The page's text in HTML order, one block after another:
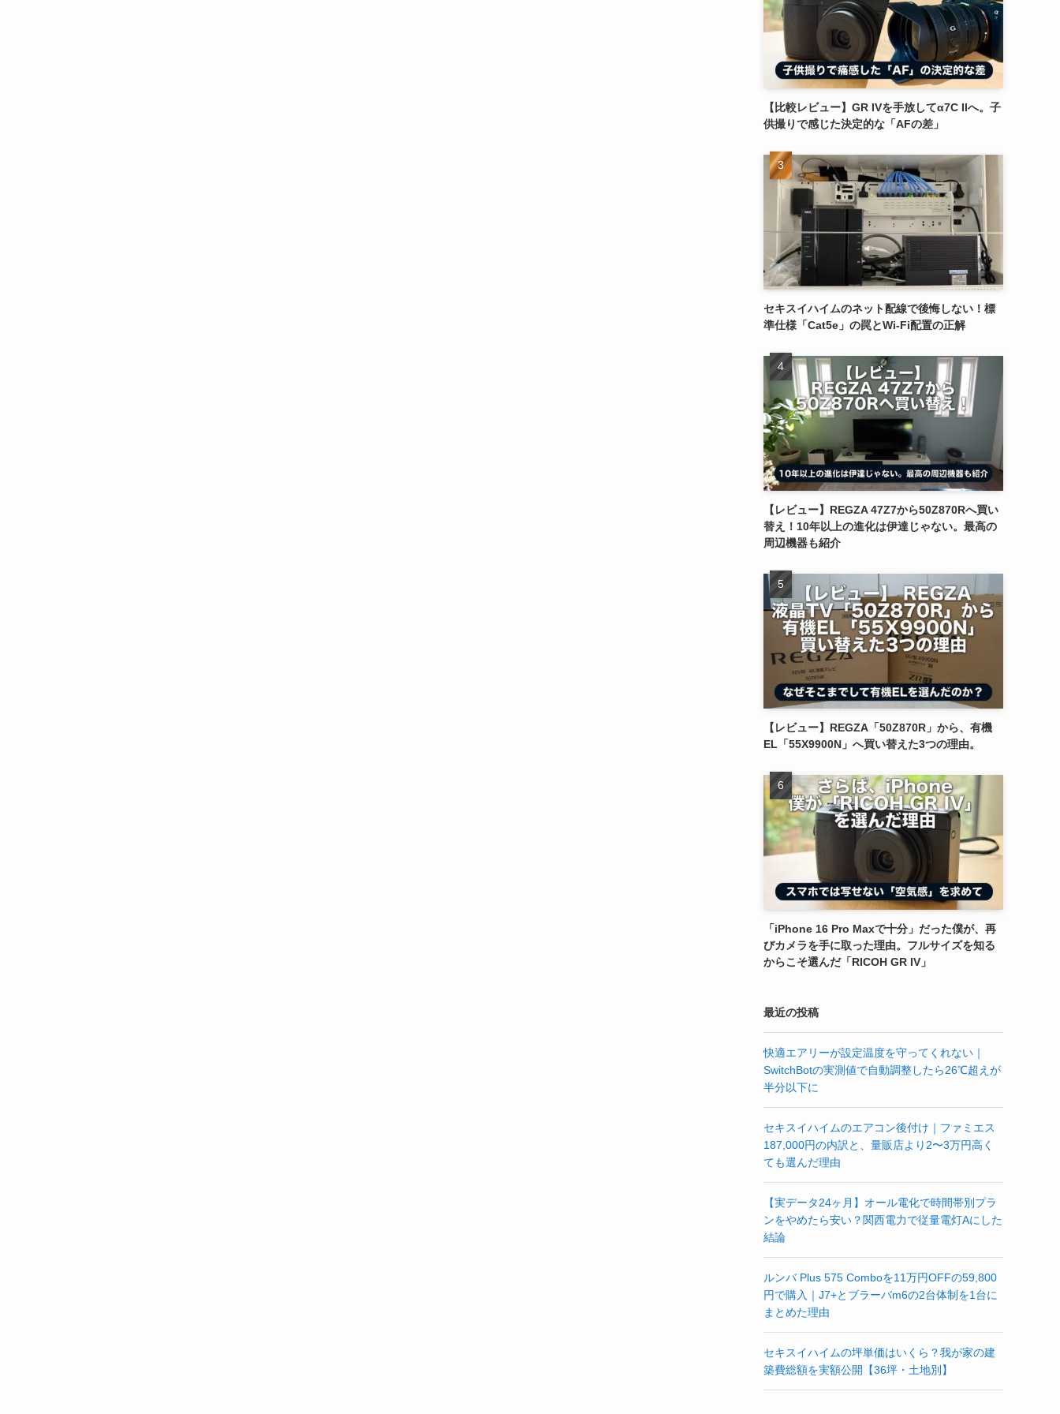
【比較レビュー】GR IVを手放してα7C IIへ。子
供撮りで感じた決定的な「AFの差」
セキスイハイムのネット配線で後悔しない！標
準仕様「Cat5e」の罠とWi-Fi配置の正解
【レビュー】REGZA 47Z7から50Z870Rへ買い
替え！10年以上の進化は伊達じゃない。最高の
周辺機器も紹介
【レビュー】REGZA「50Z870R」から、有機
EL「55X9900N」へ買い替えた3つの理由。
「iPhone 16 Pro Maxで十分」だった僕が、再
びカメラを手に取った理由。フルサイズを知る
からこそ選んだ「RICOH GR IV」
最近の投稿
快適エアリーが設定温度を守ってくれない｜
SwitchBotの実測値で自動調整したら26℃超えが
半分以下に
セキスイハイムのエアコン後付け｜ファミエス
187,000円の内訳と、量販店より2〜3万円高く
ても選んだ理由
【実データ24ヶ月】オール電化で時間帯別プラ
ンをやめたら安い？関西電力で従量電灯Aにした
結論
ルンバ Plus 575 Comboを11万円OFFの59,800
円で購入｜J7+とブラーバm6の2台体制を1台に
まとめた理由
セキスイハイムの坪単価はいくら？我が家の建
築費総額を実額公開【36坪・土地別】